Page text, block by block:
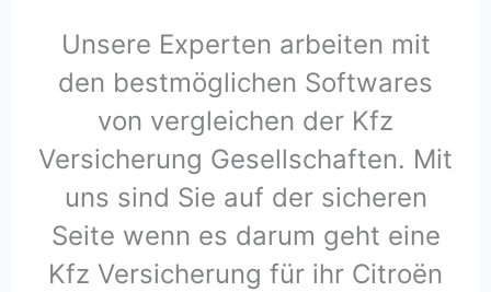
Unsere Experten arbeiten mit
den bestmöglichen Softwares
von vergleichen der Kfz
Versicherung Gesellschaften. Mit
uns sind Sie auf der sicheren
Seite wenn es darum geht eine
Kfz Versicherung für ihr Citroën